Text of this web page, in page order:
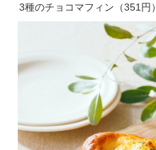
3種のチョコマフィン（351円）